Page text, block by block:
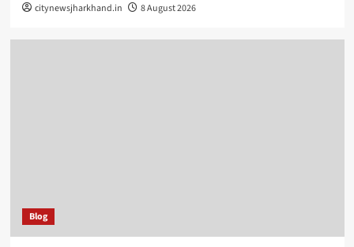
citynewsjharkhand.in 8 August 2026
Blog